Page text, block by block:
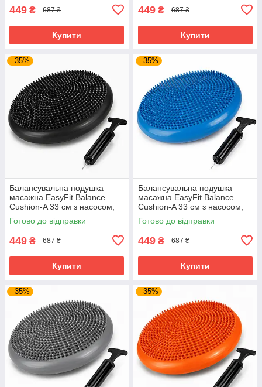
449 ₴ 687 ₴
Купити
449 ₴ 687 ₴
Купити
–35%
Балансувальна подушка
масажна EasyFit Balance
Cushion-A 33 см з насосом,
реабілітації та постави до
120 кг Чорний (EF-1840s-BK)
Готово до відправки
449 ₴ 687 ₴
Купити
–35%
Балансувальна подушка
масажна EasyFit Balance
Cushion-A 33 см з насосом,
реабілітації та постави до
120 кг Синій (EF-1840s-BL)
Готово до відправки
449 ₴ 687 ₴
Купити
–35% –35%